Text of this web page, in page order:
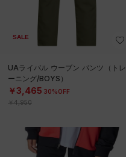
SALE
UAライバル ウーブン パンツ（トレ
ーニング/BOYS）
￥3,465 30%OFF
￥4,950